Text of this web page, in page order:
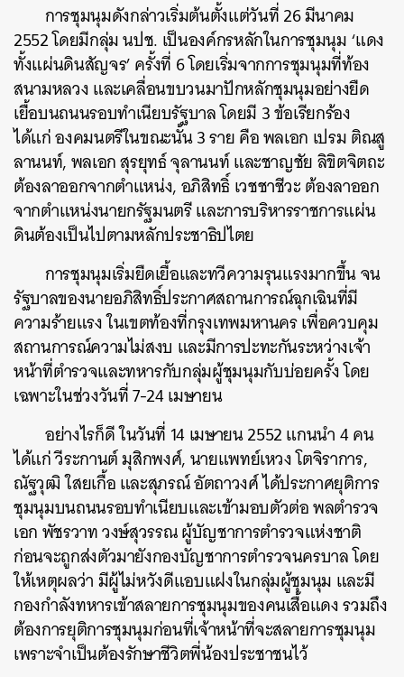
การชุมนุมดังกล่าวเริ่มต้นตั้งแต่วันที่ 26 มีนาคม
2552 โดยมีกลุ่ม นปช. เป็นองค์กรหลักในการชุมนุม ‘แดง
ทั้งแผ่นดินสัญจร’ ครั้งที่ 6 โดยเริ่มจากการชุมนุมที่ท้อง
สนามหลวง และเคลื่อนขบวนมาปักหลักชุมนุมอย่างยืด
เยื้อบนถนนรอบทำเนียบรัฐบาล โดยมี 3 ข้อเรียกร้อง
ได้แก่ องคมนตรีในขณะนั้น 3 ราย คือ พลเอก เปรม ติณสู
ลานนท์, พลเอก สุรยุทธ์ จุลานนท์ และชาญชัย ลิขิตจิตถะ
ต้องลาออกจากตำแหน่ง, อภิสิทธิ์ เวชชาชีวะ ต้องลาออก
จากตำแหน่งนายกรัฐมนตรี และการบริหารราชการแผ่น
ดินต้องเป็นไปตามหลักประชาธิปไตย
การชุมนุมเริ่มยืดเยื้อและทวีความรุนแรงมากขึ้น จน
รัฐบาลของนายอภิสิทธิ์ประกาศสถานการณ์ฉุกเฉินที่มี
ความร้ายแรง ในเขตท้องที่กรุงเทพมหานคร เพื่อควบคุม
สถานการณ์ความไม่สงบ และมีการปะทะกันระหว่างเจ้า
หน้าที่ตำรวจและทหารกับกลุ่มผู้ชุมนุมกับบ่อยครั้ง โดย
เฉพาะในช่วงวันที่ 7-24 เมษายน
อย่างไรก็ดี ในวันที่ 14 เมษายน 2552 แกนนำ 4 คน
ได้แก่ วีระกานต์ มุสิกพงศ์, นายแพทย์เหวง โตจิราการ,
ณัฐวุฒิ ใสยเกื้อ และสุภรณ์ อัตถาวงศ์ ได้ประกาศยุติการ
ชุมนุมบนถนนรอบทำเนียบและเข้ามอบตัวต่อ พลตำรวจ
เอก พัชรวาท วงษ์สุวรรณ ผู้บัญชาการตำรวจแห่งชาติ
ก่อนจะถูกส่งตัวมายังกองบัญชาการตำรวจนครบาล โดย
ให้เหตุผลว่า มีผู้ไม่หวังดีแอบแฝงในกลุ่มผู้ชุมนุม และมี
กองกำลังทหารเข้าสลายการชุมนุมของคนเสื้อแดง รวมถึง
ต้องการยุติการชุมนุมก่อนที่เจ้าหน้าที่จะสลายการชุมนุม
เพราะจำเป็นต้องรักษาชีวิตพี่น้องประชาชนไว้